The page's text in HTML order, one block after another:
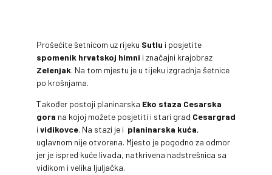
Prošećite šetnicom uz rijeku Sutlu i posjetite
spomenik hrvatskoj himni i značajni krajobraz
Zelenjak. Na tom mjestu je u tijeku izgradnja šetnice
po krošnjama.
Također postoji planinarska Eko staza Cesarska
gora na kojoj možete posjetiti i stari grad Cesargrad
i vidikovce. Na stazi je i planinarska kuća,
uglavnom nije otvorena. Mjesto je pogodno za odmor
jer je ispred kuće livada, natkrivena nadstrešnica sa
vidikom i velika ljuljačka.